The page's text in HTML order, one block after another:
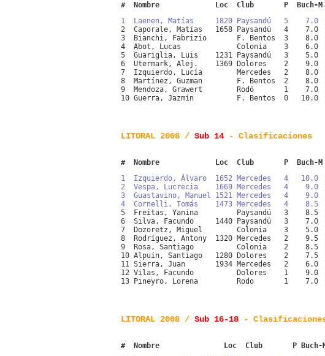
#  Nombre             Loc  Club       P  Buch-M
1  Laenen, Matías     1820 Paysandú   5    7.0
2  Caporale, Matías   1658 Paysandú   4    7.0
3  Bianchi, Fabrizio       F. Bentos  3    8.0
4  Abot, Lucas             Colonia    3    6.0
5  Guariglia, Luis    1231 Paysandú   3
6  Utermark, Alej.    1369 Dolores    2    9.0
7  Izquierdo, Lucía        Mercedes   2    8.0
8  Martínez, Guzman        F. Bentos  2    8.0
9  Mendoza, Grawert        Rodó       1    7.0
10 Guerra, Jazmín          F. Bentos  0   10.0
LITORAL 2008 / Sub 14 - Clasificaciones
#  Nombre             Loc  Club       P  Buch-M
1  Izquierdo, Álvaro  1652 Mercedes   4   10.0
2  Vespa, Lucrecia    1669 Mercedes   4    9.0
3  Guastavino, Manuel 1521 Mercedes   4
4  Cornelli, Tomás    1473 Mercedes   4    8.5
5  Freitas, Yanina         Paysandú   3    8.5
6  Silva, Facundo     1440 Paysandú   3    7.0
7  Dozoretz, Miguel        Colonia    3    5.0
8  Rodríguez, Antony  1320 Mercedes   2
9  Rosa, Santiago          Colonia    2    8.5
10 Alpuín, Santiago   1280 Dolores    2
11 Sierra, Juan       1934 Mercedes   2
12 Vilas, Facundo          Dolores    1    9.0
13 Pineyro, Lorena         Rodo       1    7.0
LITORAL 2008 / Sub 16-18 -
#  Nombre               Loc  Club       P Buch-M